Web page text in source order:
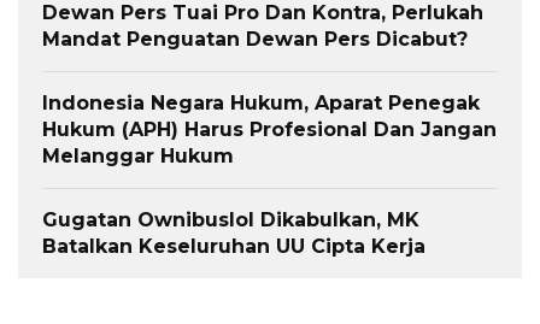
Dewan Pers Tuai Pro Dan Kontra, Perlukah
Mandat Penguatan Dewan Pers Dicabut?
Indonesia Negara Hukum, Aparat Penegak
Hukum (APH) Harus Profesional Dan Jangan
Melanggar Hukum
Gugatan Ownibuslol Dikabulkan, MK
Batalkan Keseluruhan UU Cipta Kerja